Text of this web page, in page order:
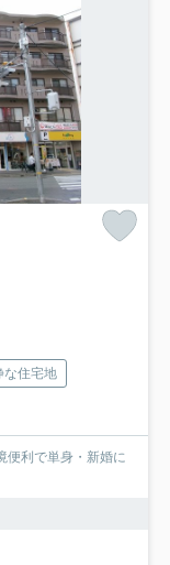
な住宅地
便利で単身・新婚に